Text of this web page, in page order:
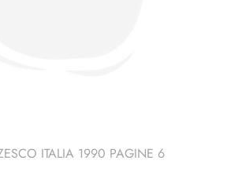
ITALIA 1990 PAGINE 6